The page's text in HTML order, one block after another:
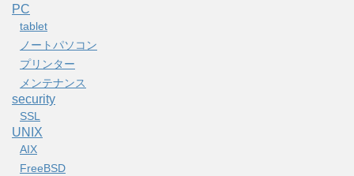
PC
tablet
ノートパソコン
プリンター
メンテナンス
security
SSL
UNIX
AIX
FreeBSD